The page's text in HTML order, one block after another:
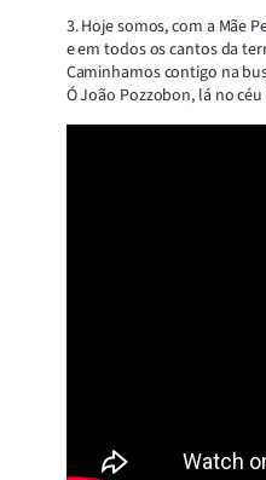
3. Hoje somos, com a Mãe
e em todos os cantos da
Caminhamos contigo na
Ó João Pozzobon, lá no